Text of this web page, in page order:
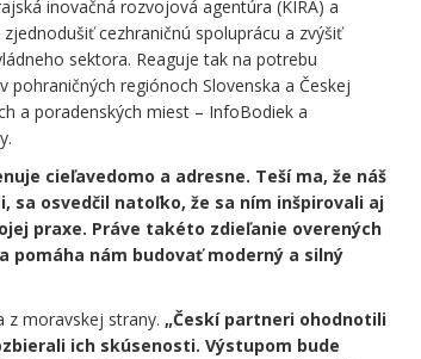
inovačná rozvojová agentúra (KIRA) a
cezhraničnú spoluprácu a zvýšiť
sektora. Reaguje tak na potrebu
regiónoch Slovenska a Českej
a poradenských miest – InfoBodiek a
cieľavedomo a adresne. Teší ma, že náš
osvedčil natoľko, že sa ním inšpirovali aj
praxe. Práve takéto zdieľanie overených
nám budovať moderný a silný
z moravskej strany. „Českí partneri ohodnotili
ich skúsenosti. Výstupom bude